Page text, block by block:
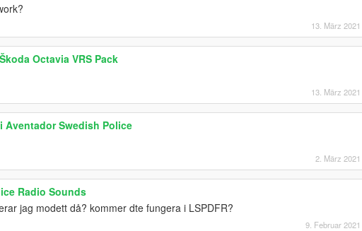
13. März 2021
Octavia VRS Pack
13. März 2021
Aventador Swedish Police
2. März 2021
Radio Sounds
jag modett då? kommer dte fungera i LSPDFR?
9. Februar 2021